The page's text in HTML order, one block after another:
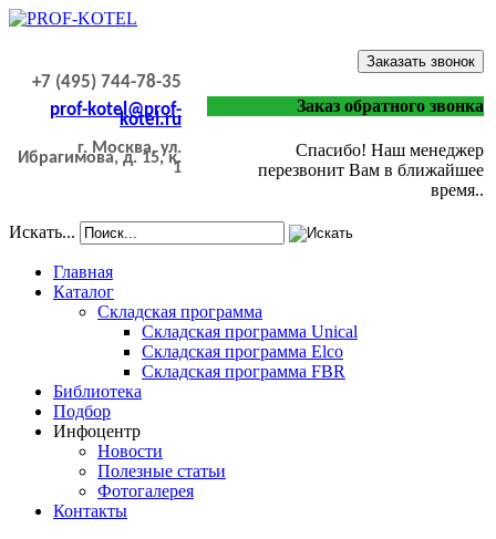
+7 (495) 744-78-35
prof-kotel@prof-
kotel.ru
г. Москва, ул.
Ибрагимова, д. 15, к.
1
Заказать звонок
Заказ обратного звонка
Спасибо! Наш менеджер
перезвонит Вам в ближайшее
время..
Искать...
Главная
Каталог
Складская программа
Складская программа Unical
Складская программа Elco
Складская программа FBR
Библиотека
Подбор
Инфоцентр
Новости
Полезные статьи
Фотогалерея
Контакты